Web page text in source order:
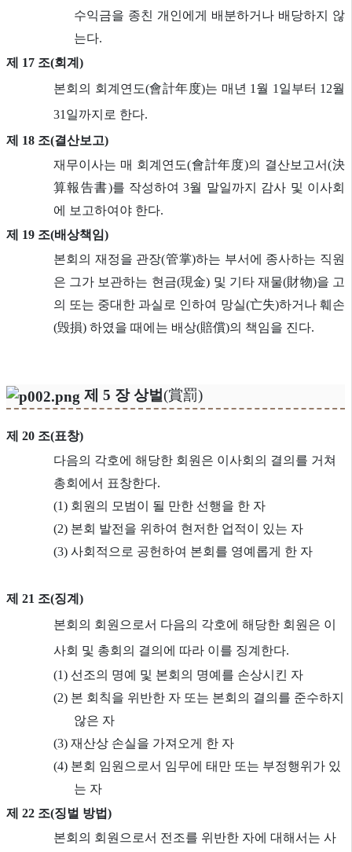
수익금을 종친 개인에게 배분하거나 배당하지 않
는다.
제 17 조(회계)
본회의 회계연도(會計年度)는 매년 1월 1일부터 12월
31일까지로 한다.
제 18 조(결산보고)
재무이사는 매 회계연도(會計年度)의 결산보고서(決
算報告書)를 작성하여 3월 말일까지 감사 및 이사회
에 보고하여야 한다.
제 19 조(배상책임)
본회의 재정을 관장(管掌)하는 부서에 종사하는 직원
은 그가 보관하는 현금(現金) 및 기타 재물(財物)을 고
의 또는 중대한 과실로 인하여 망실(亡失)하거나 훼손
(毁損) 하였을 때에는 배상(賠償)의 책임을 진다.
제 5 장 상벌(賞罰)
제 20 조(표창)
다음의 각호에 해당한 회원은 이사회의 결의를 거쳐
총회에서 표창한다.
(1) 회원의 모범이 될 만한 선행을 한 자
(2) 본회 발전을 위하여 현저한 업적이 있는 자
(3) 사회적으로 공헌하여 본회를 영예롭게 한 자
제 21 조(징계)
본회의 회원으로서 다음의 각호에 해당한 회원은 이
사회 및 총회의 결의에 따라 이를 징계한다.
(1) 선조의 명예 및 본회의 명예를 손상시킨 자
(2) 본 회칙을 위반한 자 또는 본회의 결의를 준수하지
않은 자
(3) 재산상 손실을 가져오게 한 자
(4) 본회 임원으로서 임무에 태만 또는 부정행위가 있
는 자
제 22 조(징벌 방법)
본회의 회원으로서 전조를 위반한 자에 대해서는 사